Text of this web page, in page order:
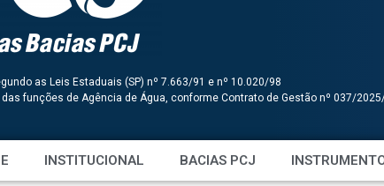
as Leis Estaduais (SP) nº 7.663/91 e nº 10.020/98
funções de Agência de Água, conforme Contrato de Gestão nº 037/
INSTITUCIONAL BACIAS PCJ